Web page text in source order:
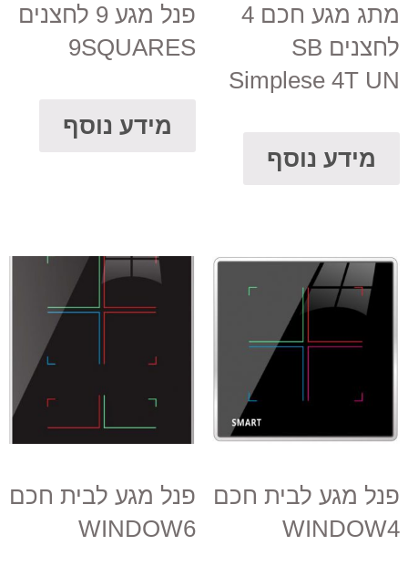
מתג מגע חכם 4
לחצנים SB
Simplese 4T UN
מידע נוסף
פנל מגע 9 לחצנים
9SQUARES
מידע נוסף
פנל מגע לבית חכם
WINDOW4
פנל מגע לבית חכם
WINDOW6